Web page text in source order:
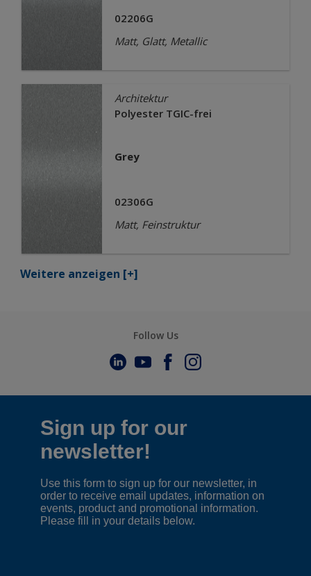
02206G
Matt, Glatt, Metallic
Architektur
Polyester TGIC-frei
Grey
02306G
Matt, Feinstruktur
Weitere anzeigen [+]
Follow Us